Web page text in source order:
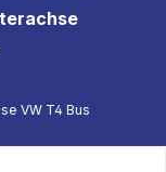
VW T4 Bus